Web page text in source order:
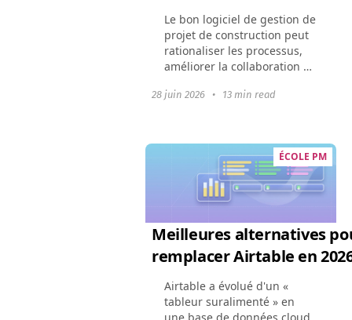
Le bon logiciel de gestion de
projet de construction peut
rationaliser les processus,
améliorer la collaboration et
terminés à temps et dans le
28 juin 2026 • 13 min read
ÉCOLE PM
Meilleures alternatives
remplacer Airtable en
Airtable a évolué d'un «
tableur suralimenté » en